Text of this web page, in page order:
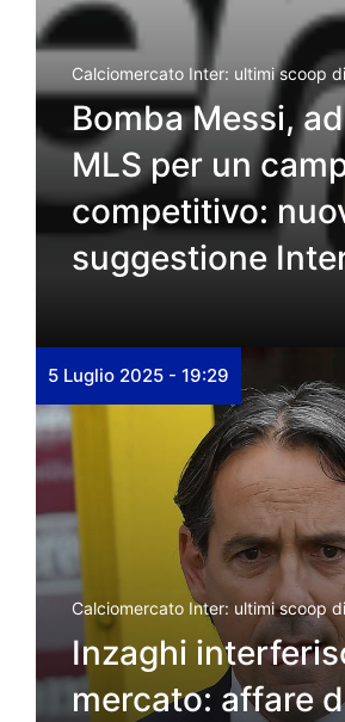
Calciomercato Inter: ultimi scoop
Bomba Messi,
MLS per un
competitivo:
suggestione
5 Luglio 2025 - 19:29
Calciomercato Inter: ultimi scoop
Inzaghi
mercato: affare